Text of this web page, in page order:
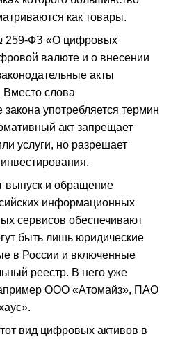
как товары.
259-ФЗ «О цифровых
валюте и о внесении
акты
Вместо слова
употребляется термин
акт запрещает
услуги, но разрешает
выпуск и обращение
информационных
сервисов обеспечивают
быть лишь юридические
в России и включенные
реестр. В него уже
ООО «Атомайз», ПАО
вид цифровых активов в